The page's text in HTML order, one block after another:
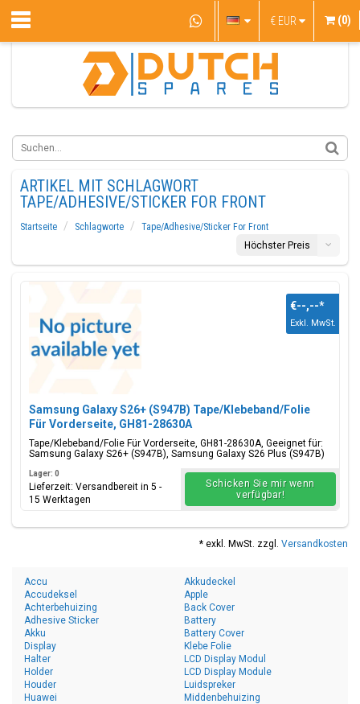
€ EUR (0)
ARTIKEL MIT SCHLAGWORT
TAPE/ADHESIVE/STICKER FOR FRONT
Startseite Schlagworte
Tape/Adhesive/Sticker For Front
Höchster Preis
Samsung Galaxy S26+ (S947B) Tape/Klebeband/Folie
Für Vorderseite, GH81-28630A
Tape/Klebeband/Folie Für Vorderseite, GH81-28630A, Geeignet für:
Samsung Galaxy S26+ (S947B), Samsung Galaxy S26 Plus (S947B)
€--,--*
Exkl. MwSt.
Lager: 0
Lieferzeit: Versandbereit in 5 -
15 Werktagen
Schicken Sie mir wenn
verfügbar!
* exkl. MwSt. zzgl. Versandkosten
Accu
Accudeksel
Achterbehuizing
Adhesive Sticker
Akku
Akkudeckel
Apple
Back Cover
Battery
Battery Cover
Display
Halter
Holder
Houder
Huawei
Klebe Folie
LCD Display Modul
LCD Display Module
Luidspreker
Middenbehuizing